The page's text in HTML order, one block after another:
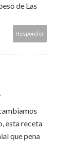
de Las
Responder
esta receta
que pena